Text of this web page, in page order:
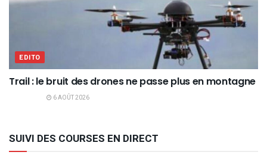
EDITO
Trail : le bruit des drones ne passe plus en montagne
6 AOÛT 2026
SUIVI DES COURSES EN DIRECT